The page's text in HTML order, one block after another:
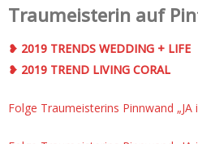
Traumeisterin auf
❥ 2019 TRENDS WEDDING + LIFE
❥ 2019 TREND LIVING CORAL
Folge Traumeisterins Pinnwand „JA